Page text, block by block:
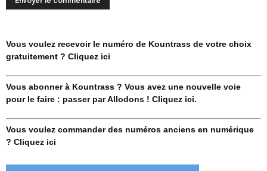
Vous voulez recevoir le numéro de Kountrass de votre choix
gratuitement ? Cliquez ici
Vous abonner à Kountrass ? Vous avez une nouvelle voie
pour le faire : passer par Allodons ! Cliquez ici.
Vous voulez commander des numéros anciens en numérique
? Cliquez ici